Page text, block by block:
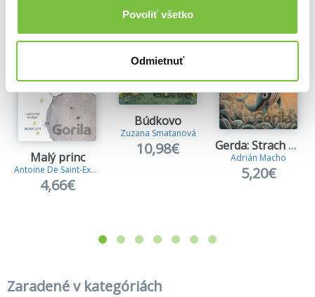
Povoliť všetko
Odmietnuť
Malý princ
Antoine De Saint-Exupery
4,66€
Búdkovo
Zuzana Smatanová
10,98€ Gerda: Strach má veľké oči
Adrián Macho
5,20€
Zaradené v kategóriách